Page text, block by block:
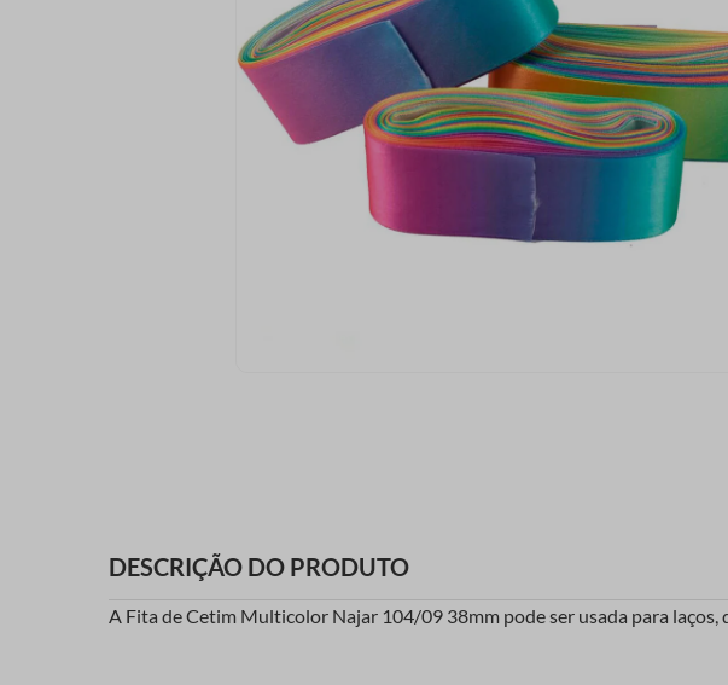
DESCRIÇÃO DO PRODUTO
A Fita de Cetim Multicolor Najar 104/09 38mm pode ser usada para
9º
passamanaria
amigurumi